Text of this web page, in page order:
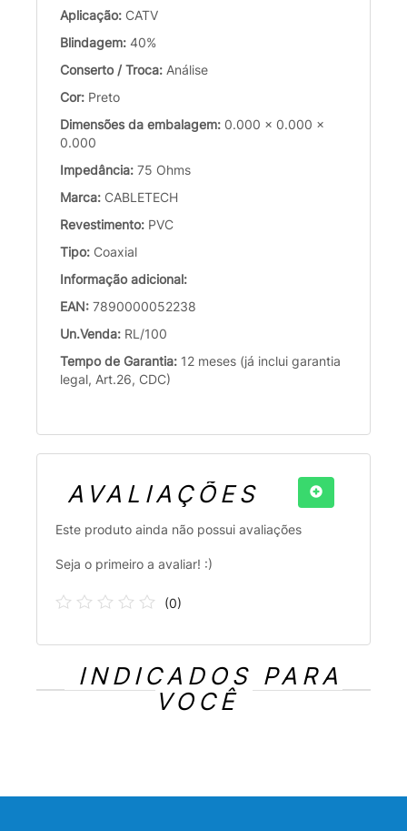
Aplicação: CATV
Blindagem: 40%
Conserto / Troca: Análise
Cor: Preto
Dimensões da embalagem: 0.000 x 0.000 x
0.000
Impedância: 75 Ohms
Marca: CABLETECH
Revestimento: PVC
Tipo: Coaxial
Informação adicional:
EAN: 7890000052238
Un.Venda: RL/100
Tempo de Garantia: 12 meses (já inclui garantia
legal, Art.26, CDC)
AVALIAÇÕES
Este produto ainda não possui avaliações
Seja o primeiro a avaliar! :)
(0)
INDICADOS PARA
VOCÊ